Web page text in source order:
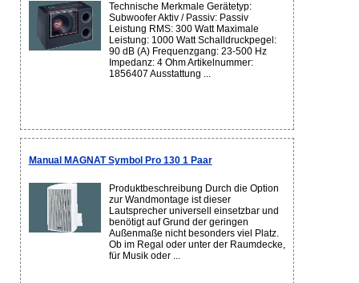
Technische Merkmale Gerätetyp:
Subwoofer Aktiv / Passiv: Passiv
Leistung RMS: 300 Watt Maximale
Leistung: 1000 Watt Schalldruckpegel:
90 dB (A) Frequenzgang: 23-500 Hz
Impedanz: 4 Ohm Artikelnummer:
1856407 Ausstattung ...
Manual MAGNAT Symbol Pro 130 1 Paar
Produktbeschreibung Durch die Option
zur Wandmontage ist dieser
Lautsprecher universell einsetzbar und
benötigt auf Grund der geringen
Außenmaße nicht besonders viel Platz.
Ob im Regal oder unter der Raumdecke,
für Musik oder ...